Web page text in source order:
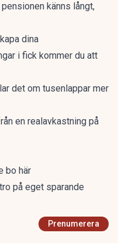
känns långt,
dina
i fick kommer du att
det om tusenlappar mer
en realavkastning på
bo här
på eget sparande
Prenumerera